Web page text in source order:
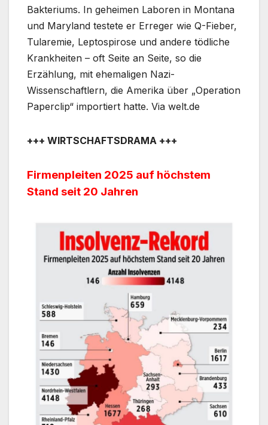
Bakteriums. In geheimen Laboren in Montana
und Maryland testete er Erreger wie Q-Fieber,
Tularemie, Leptospirose und andere tödliche
Krankheiten – oft Seite an Seite, so die
Erzählung, mit ehemaligen Nazi-
Wissenschaftlern, die Amerika über „Operation
Paperclip“ importiert hatte. Via welt.de
+++ WIRTSCHAFTSDRAMA +++
Firmenpleiten 2025 auf höchstem
Stand seit 20 Jahren